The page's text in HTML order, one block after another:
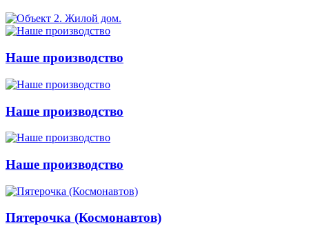
Наше производство
Наше производство
Наше производство
Пятерочка (Космонавтов)